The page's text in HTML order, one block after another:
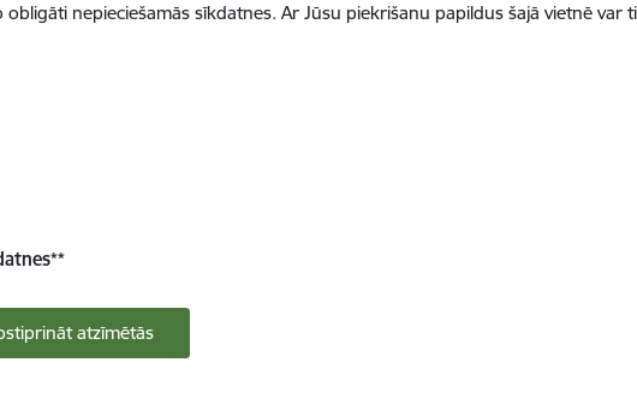
nepieciešamās sīkdatnes. Ar Jūsu piekrišanu papildus šajā vietnē var
**
atzīmētās